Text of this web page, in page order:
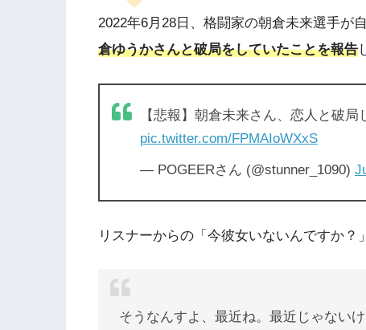
2022年6月28日、格闘家の朝倉未来選手が
倉ゆうかさんと破局をしていたことを報告
【悲報】朝倉未来さん、恋人と破
pic.twitter.com/FPMAIoWXxS
— POGEERさん (@stunner_1090)
リスナーからの「今彼女いないんですか？
そうなんすよ、最近ね。最近じゃない